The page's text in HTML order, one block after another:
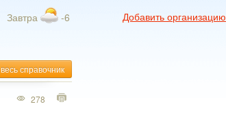
Завтра -6
Добавить организацию
весь справочник
278